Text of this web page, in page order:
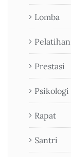
Lomba
Pelatihan
Prestasi
Psikologi
Rapat
Santri